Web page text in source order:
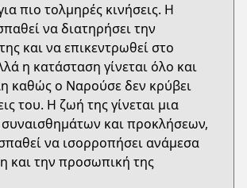
πιο τολμηρές κινήσεις. Η
να διατηρήσει την
και να επικεντρωθεί στο
η κατάσταση γίνεται όλο και
καθώς ο Ναρούσε δεν κρύβει
του. Η ζωή της γίνεται μια
και προκλήσεων,
να ισορροπήσει ανάμεσα
και την προσωπική της